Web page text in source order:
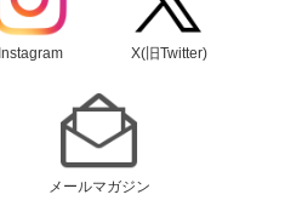
Instagram X(旧Twitter)
メールマガジン